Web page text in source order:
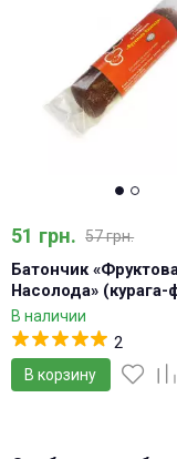
51 грн. 57 грн.
Батончик
Насолода» (курага-
70г
В наличии
2
В корзину